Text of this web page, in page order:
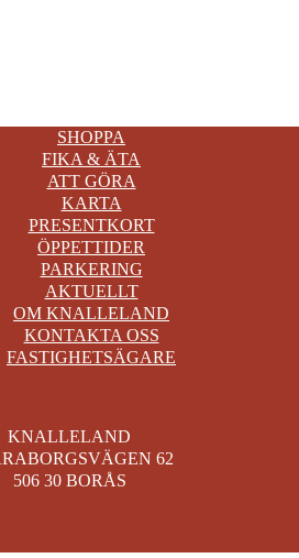
SHOPPA
FIKA & ÄTA
ATT GÖRA
KARTA
PRESENTKORT
ÖPPETTIDER
PARKERING
AKTUELLT
OM KNALLELAND
KONTAKTA OSS
FASTIGHETSÄGARE
KNALLELAND
62
506 30 BORÅS